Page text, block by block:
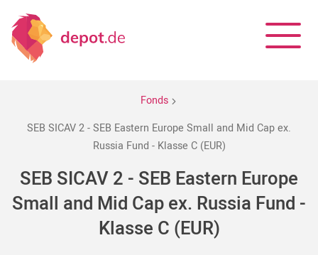
Fonds
SEB SICAV 2 - SEB Eastern Europe Small and Mid Cap ex.
Russia Fund - Klasse C (EUR)
SEB SICAV 2 - SEB Eastern Europe
Small and Mid Cap ex. Russia Fund -
Klasse C (EUR)